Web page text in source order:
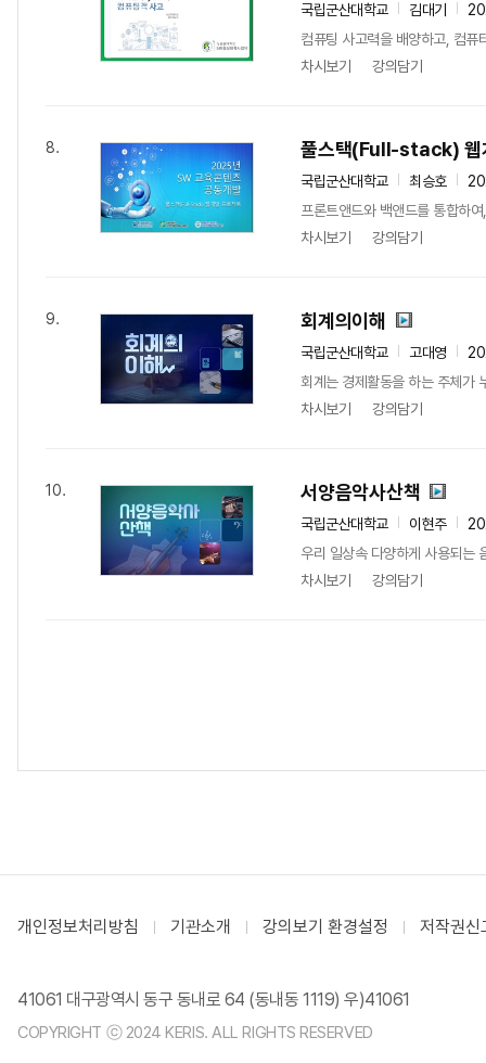
국립군산대학교 김대기
컴퓨팅 사고력을 배양하고, 컴퓨
차시보기
강의담기
8. 풀스택(Full-stack) 웹
국립군산대학교 최승호
프론트앤드와 백앤드를 통합하
차시보기
강의담기
9. 회계의이해
국립군산대학교 고대영
회계는 경제활동을 하는 주체가
차시보기
강의담기
10. 서양음악사산책
국립군산대학교 이현주
우리 일상속 다양하게 사용되는
차시보기
강의담기
개인정보처리방침 기관소개 강의보기 환경설정 저작권신
41061 대구광역시 동구 동내로 64 (동내동 1119) 우)41061
COPYRIGHT ⓒ 2024 KERIS. ALL RIGHTS RESERVED